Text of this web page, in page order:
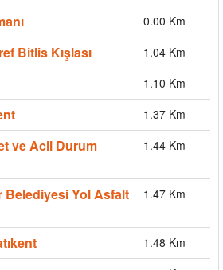
0.00 Km
Bitlis Kışlası 1.04 Km
1.10 Km
1.37 Km
ve Acil Durum
1.44 Km
Yol Asfalt
1.47 Km
1.48 Km